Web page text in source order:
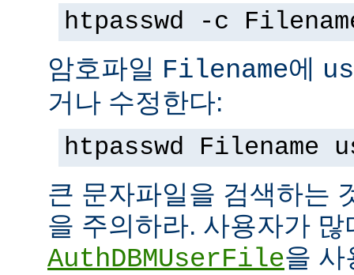
htpasswd -c
암호파일 Filename에
거나 수정한다:
htpasswd Filename
큰 문자파일을 검색하는
을 주의하라. 사용자가 많
AuthDBMUserFile을 사